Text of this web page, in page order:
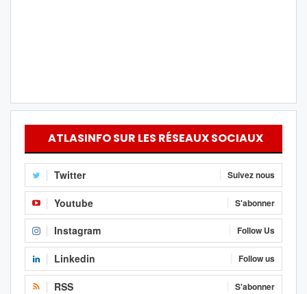
ATLASINFO SUR LES RÉSEAUX SOCIAUX
Twitter Suivez nous
Youtube S'abonner
Instagram Follow Us
Linkedin Follow us
RSS S'abonner